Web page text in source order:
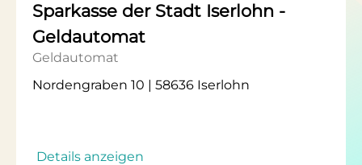
Sparkasse der Stadt Iserlohn -
Geldautomat
Geldautomat
Nordengraben 10 | 58636 Iserlohn
Details anzeigen